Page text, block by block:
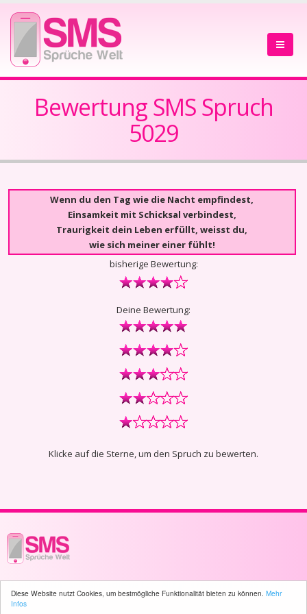
Diese Website nutzt Cookies, um bestmögliche Funktionalität bieten zu können. Mehr
Infos
Bewertung SMS Spruch
5029
Wenn du den Tag wie die Nacht empfindest,
Einsamkeit mit Schicksal verbindest,
Traurigkeit dein Leben erfüllt, weisst du,
wie sich meiner einer fühlt!
bisherige Bewertung:
Deine Bewertung:
Klicke auf die Sterne, um den Spruch zu bewerten.
© 2003 - 2026 -sms-sprueche-welt.ch- All rights reserved -1755 user(s)
online